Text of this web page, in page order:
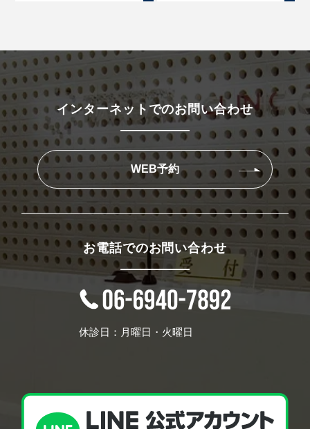
インターネットでのお問い合わせ
WEB予約
お電話でのお問い合わせ
休診日：月曜日・火曜日